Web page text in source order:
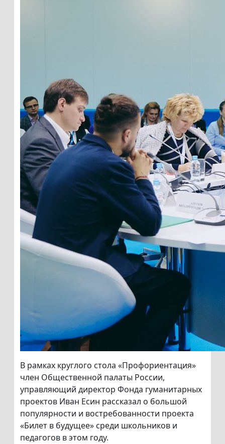
В рамках круглого стола «Профориентация»
член Общественной палаты России,
управляющий директор Фонда гуманитарных
проектов Иван Есин рассказал о большой
популярности и востребованности проекта
«Билет в будущее» среди школьников и
педагогов в этом году.